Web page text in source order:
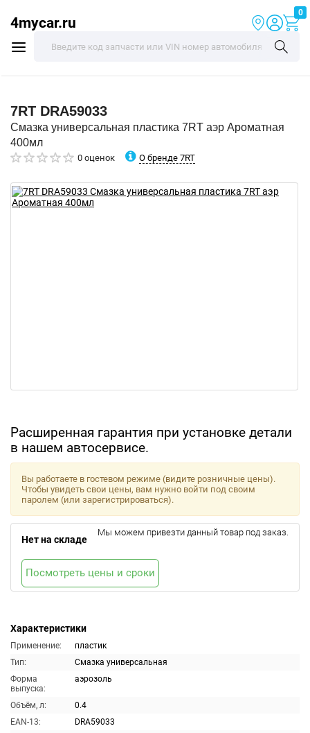
4mycar.ru
0
7RT DRA59033
Смазка универсальная пластика 7RT аэр Ароматная
400мл
0 оценок О бренде 7RT
Расширенная гарантия при установке детали
в нашем автосервисе.
Характеристики
Применение:
пластик
Тип:
Смазка универсальная
Форма
выпуска:
аэрозоль
Объём, л:
0.4
EAN-13:
DRA59033
Вы работаете в гостевом режиме (видите розничные цены).
Чтобы увидеть свои цены, вам нужно войти под своим
паролем (или зарегистрироваться).
Нет на складе
Мы можем привезти данный товар под заказ.
Посмотреть цены и сроки